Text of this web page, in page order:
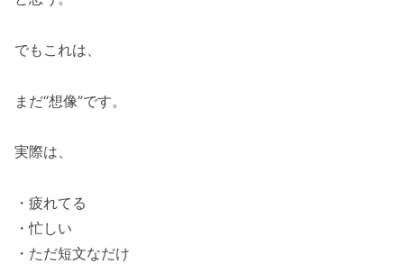
でもこれは、
まだ“想像”です。
実際は、
・疲れてる
・忙しい
・ただ短文なだけ